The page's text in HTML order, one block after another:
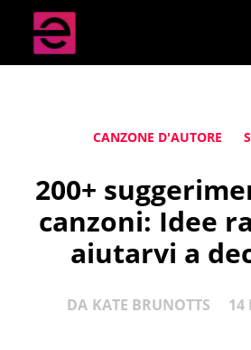
CANZONE D'AUTORE
200+
canzoni: Idee
aiutarvi a
DA KATE BRUNOTTS 14